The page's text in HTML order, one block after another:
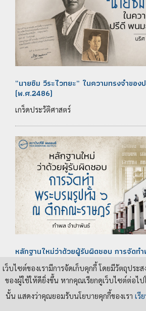
“นายซิม วีระไวทยะ” ในความทรงจำขอ
(พ.ศ.2486)
เกร็ดประวัติศาสตร์
หลักฐานใหม่ว่าด้วยผู้รับผิดชอบ การจัดท
ตึกคณะราษฎร์
เกร็ดประวัติศาสตร์
เว็บไซต์ของเรามีการจัดเก็บคุกกี้ โดยมีวัตถุปร
ของผู้ใช้ให้ดียิ่งขึ้น หากคุณเรียกดูเว็บไซต์ต่อไป
นั้น แสดงว่าคุณยอมรับนโยบายคุกกี้ของเรา เรี